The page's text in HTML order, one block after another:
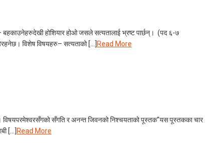
बहकाउनेहरुदेखी होशियार होओ जसले सत्यतालाई भ्रष्ट पार्छन्। (पद ६-७
विशेष विषयहरु– सत्यताको […] Read More
विषयपरमेश्वरसँगको सँगति र अनन्त जिवनको निश्चयताको पूस्तक”यस पूस्तकका चार
[…] Read More